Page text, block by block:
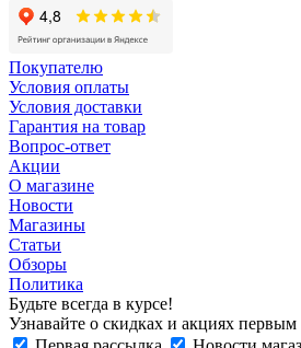
Покупателю
Условия оплаты
Условия доставки
Гарантия на товар
Вопрос-ответ
Акции
О магазине
Новости
Магазины
Статьи
Обзоры
Политика
Будьте всегда в курсе!
Узнавайте о скидках и акциях первым